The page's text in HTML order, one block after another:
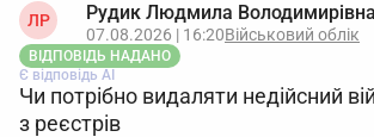
ЛР Рудик Людмила Володимирівна
07.08.2026 | 16:20Військовий облік
ВІДПОВІДЬ НАДАНО
Є відповідь АІ
Чи потрібно видаляти недійсний
з реєстрів